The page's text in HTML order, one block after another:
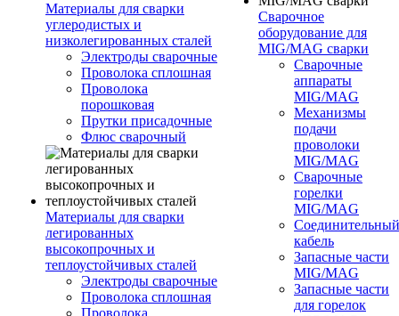
Материалы для сварки
углеродистых и
низколегированных сталей
Электроды сварочные
Проволока сплошная
Проволока
порошковая
Прутки присадочные
Флюс сварочный
Материалы для сварки
легированных
высокопрочных и
теплоустойчивых сталей
Электроды сварочные
Проволока сплошная
Проволока
Сварочное
оборудование для
MIG/MAG сварки
Сварочные
аппараты
MIG/MAG
Механизмы
подачи
проволоки
MIG/MAG
Сварочные
горелки
MIG/MAG
Соединительный
кабель
Запасные части
MIG/MAG
Запасные части
для горелок